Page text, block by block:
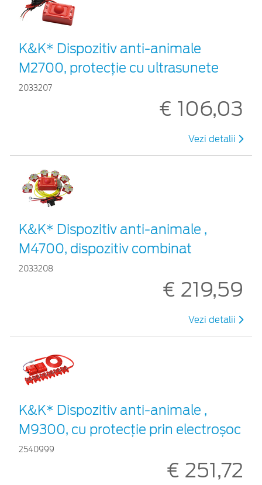
K&K* Dispozitiv anti-animale
M2700, protecție cu ultrasunete
2033207
€ 106,03
Vezi detalii
K&K* Dispozitiv anti-animale ,
M4700, dispozitiv combinat
2033208
€ 219,59
Vezi detalii
K&K* Dispozitiv anti-animale ,
M9300, cu protecție prin electroșoc
2540999
€ 251,72